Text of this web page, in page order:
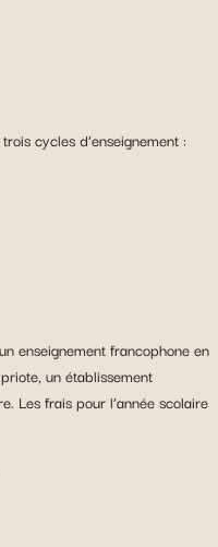
cycles d’enseignement :
enseignement francophone en
un établissement
Les frais pour l’année scolaire